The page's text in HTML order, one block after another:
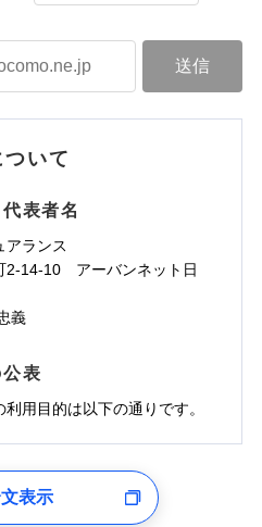
いて
表者名
アランス
2-14-10 アーバンネット日
義
表
用目的は以下の通りです。
理のため
表示